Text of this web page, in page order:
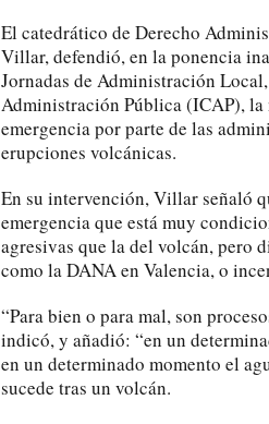
El catedrático de Derecho
Villar, defendió, en la ponencia
Jornadas de Administración
Administración Pública (ICAP), la
emergencia por parte de las
erupciones volcánicas.
En su intervención, Villar señaló
emergencia que está muy
agresivas que la del volcán, pero
como la DANA en Valencia, o
“Para bien o para mal, son
indicó, y añadió: “en un
en un determinado momento el
sucede tras un volcán.